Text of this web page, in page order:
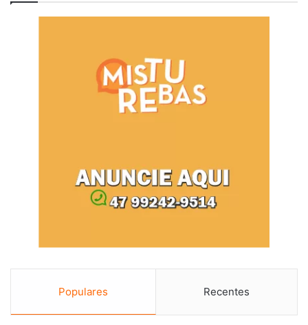
Populares Recentes